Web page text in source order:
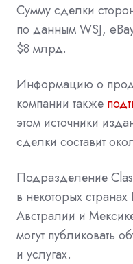
Сумму сделки
по данным WSJ,
$8 млрд.
Информацию о
компании также
этом источники
сделки составит
Подразделение
в некоторых
Австралии и
могут публиковать
и услугах.